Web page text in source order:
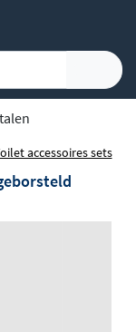
accessoires sets